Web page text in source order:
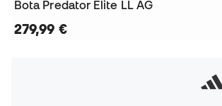
Bota Predator Elite LL AG
279,99 €